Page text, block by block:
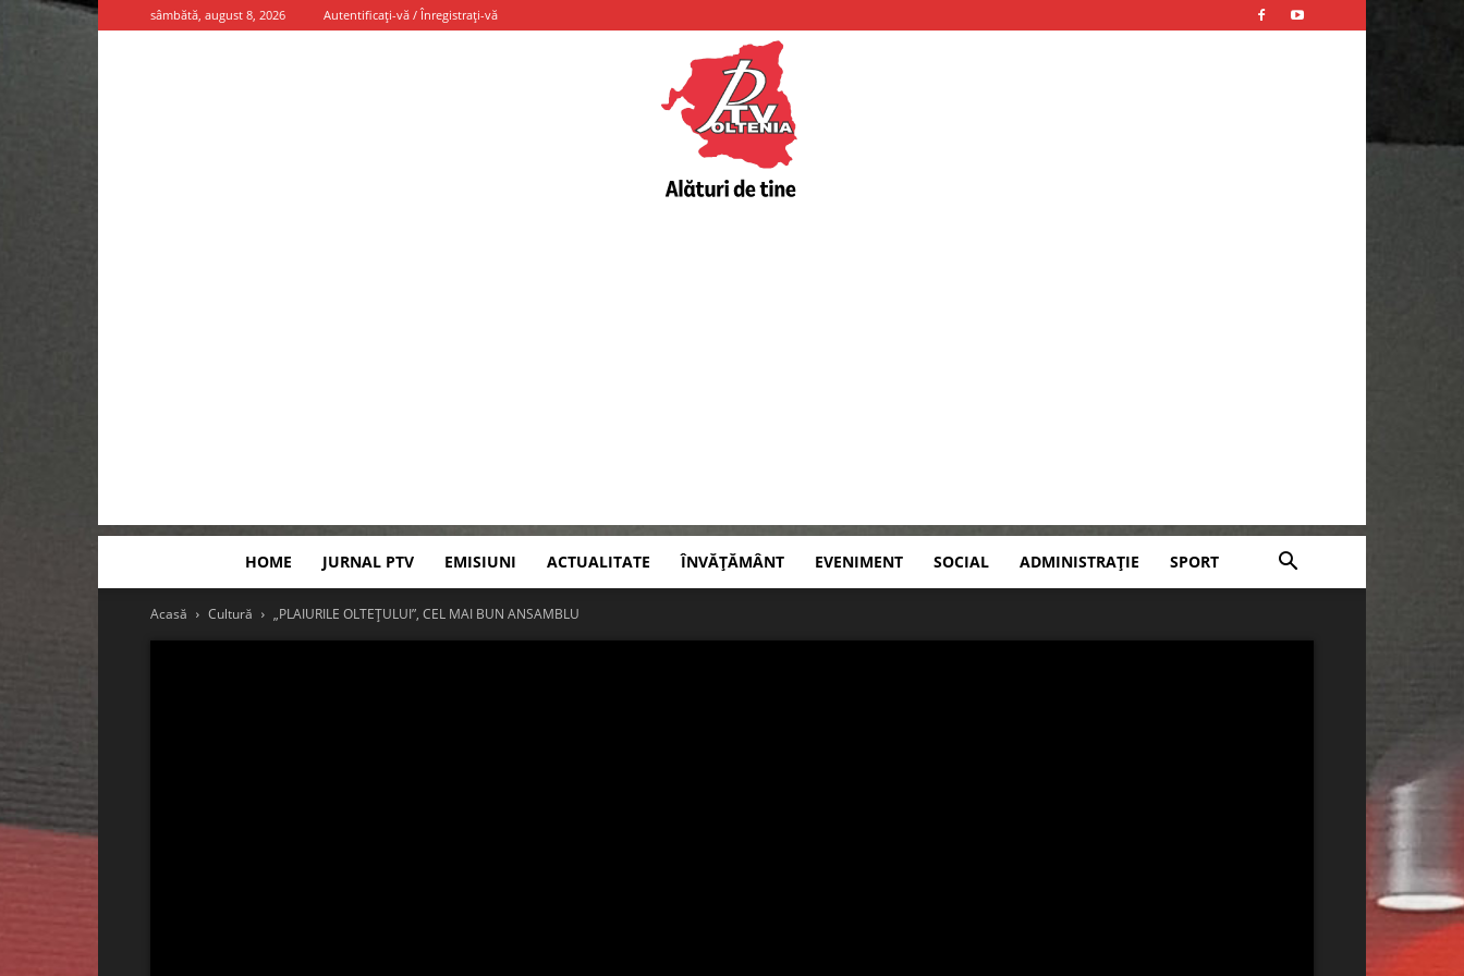
sâmbătă, august 8, 2026 Autentificați-vă / Înregistrați-vă
HOME JURNAL PTV EMISIUNI ACTUALITATE ÎNVĂȚĂMÂNT EVENIMENT SOCIAL ADMINISTRAȚIE SPORT
Acasă Cultură „PLAIURILE OLTEȚULUI”, CEL MAI BUN ANSAMBLU